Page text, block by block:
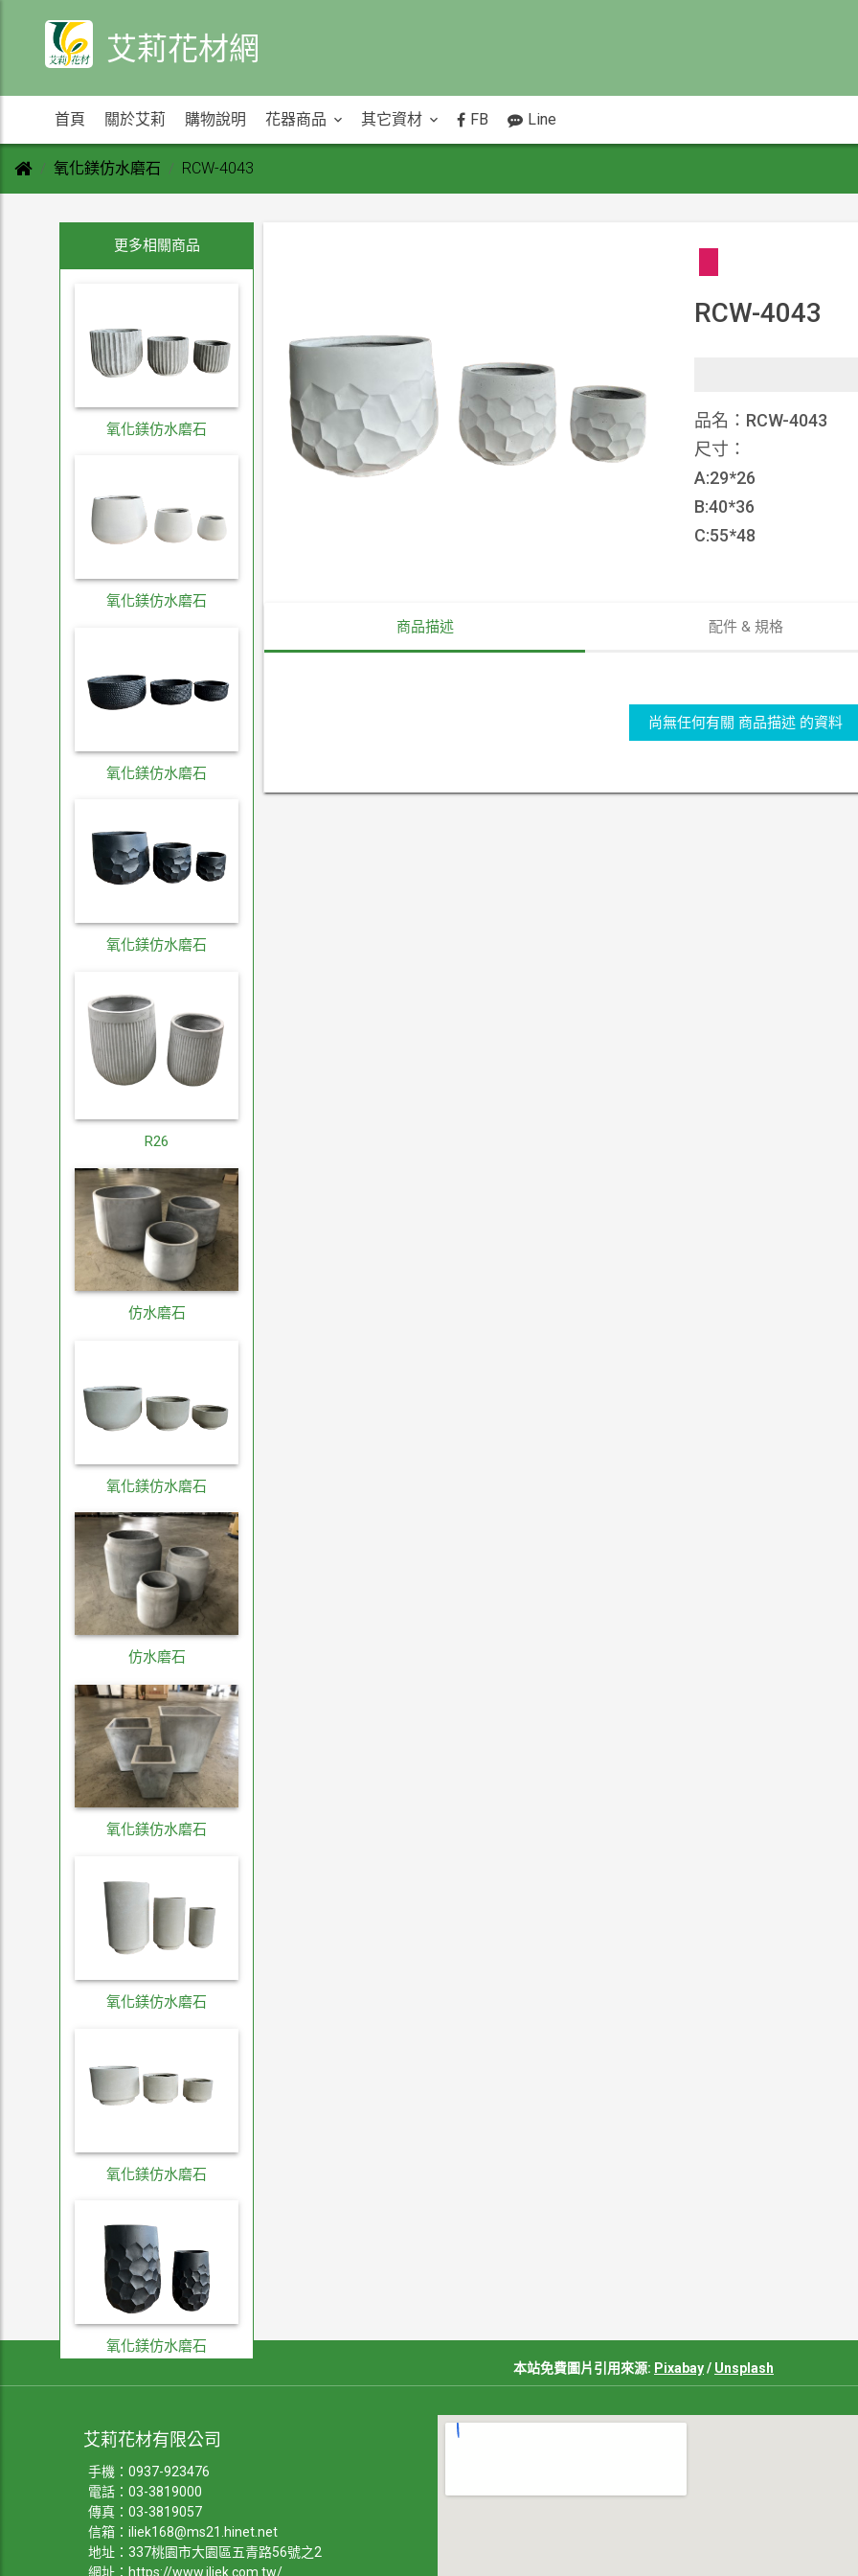
艾莉花材網
首頁 關於艾莉 購物說明 花器商品 其它資材 FB Line
氧化鎂仿水磨石 RCW-4043
RCW-4043
品名：RCW-4043
尺寸：
A:29*26
B:40*36
C:55*48
商品描述 配件 & 規格
尚無任何有關 商品描述 的資料
更多相關商品
氧化鎂仿水磨石
氧化鎂仿水磨石
氧化鎂仿水磨石
氧化鎂仿水磨石
R26
仿水磨石
氧化鎂仿水磨石
仿水磨石
氧化鎂仿水磨石
氧化鎂仿水磨石
氧化鎂仿水磨石
氧化鎂仿水磨石
本站免費圖片引用來源: Pixabay/ Unsplash
艾莉花材有限公司
手機： 0937-923476
電話： 03-3819000
傳真：03-3819057
信箱： iliek168@ms21.hinet.net
地址：337桃園市大園區五青路56號之2
網址： https://www.iliek.com.tw/